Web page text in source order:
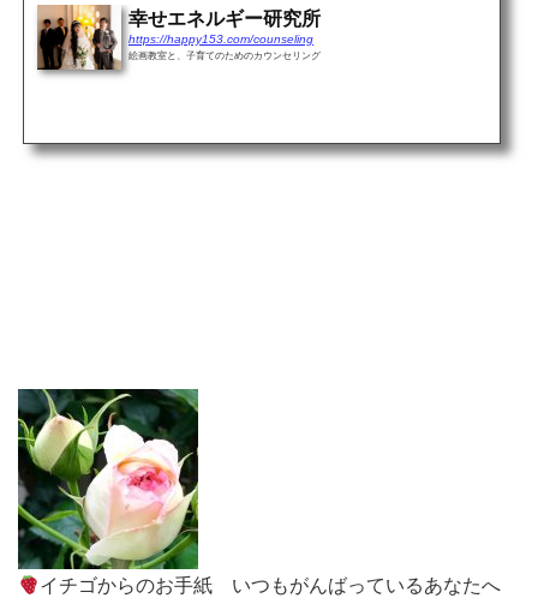
幸せエネルギー研究所
https://happy153.com/counseling
絵画教室と、子育てのためのカウンセリング
イチゴからのお手紙 いつもがんばっているあなたへ